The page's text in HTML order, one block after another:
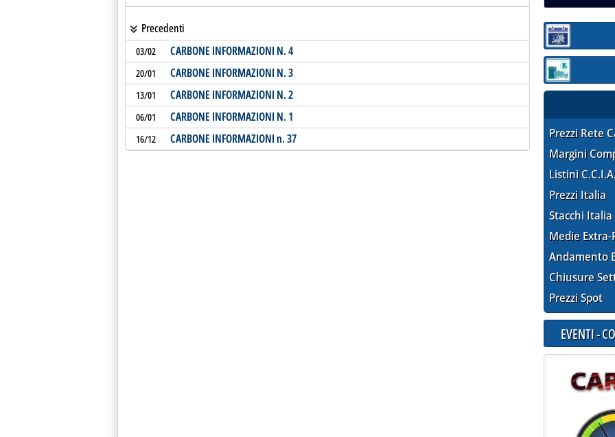
Precedenti
03/02 CARBONE INFORMAZIONI N. 4
20/01 CARBONE INFORMAZIONI N. 3
13/01 CARBONE INFORMAZIONI N. 2
06/01 CARBONE INFORMAZIONI N. 1
16/12 CARBONE INFORMAZIONI n. 37
Sezione:
Sezione:
Prezzi Rete
Margini
Listini
Prezzi Italia
Stacchi Italia
Medie Extra-
Andamento
Chiusure
Prezzi Spot
EVENTI -